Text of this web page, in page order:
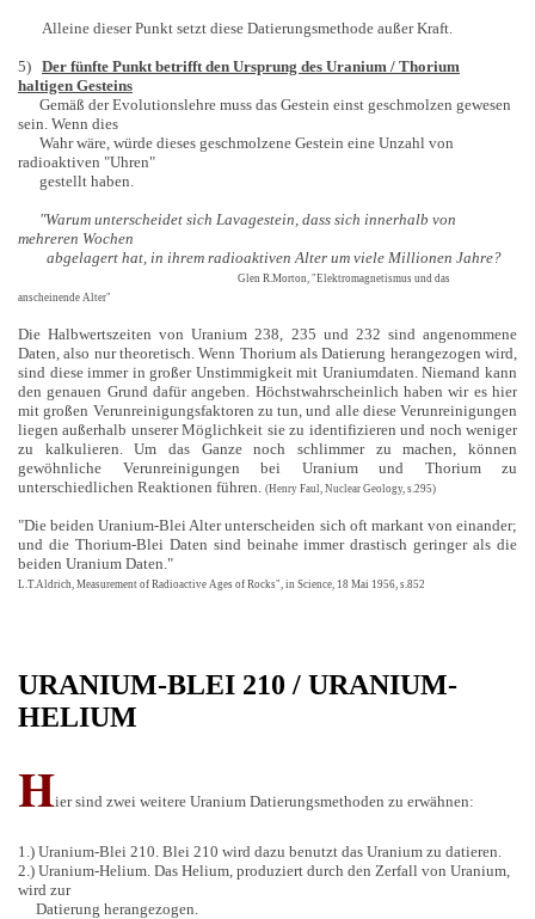
Alleine dieser Punkt setzt diese Datierungsmethode außer Kraft.
5) Der fünfte Punkt betrifft den Ursprung des Uranium / Thorium
haltigen Gesteins
Gemäß der Evolutionslehre muss das Gestein einst geschmolzen gewesen
sein. Wenn dies
Wahr wäre, würde dieses geschmolzene Gestein eine Unzahl von
radioaktiven "Uhren"
gestellt haben.
"Warum unterscheidet sich Lavagestein, dass sich innerhalb von
mehreren Wochen
abgelagert hat, in ihrem radioaktiven Alter um viele Millionen Jahre?
Glen R.Morton, "Elektromagnetismus und das
anscheinende Alter"
Die Halbwertszeiten von Uranium 238, 235 und 232 sind angenommene
Daten, also nur theoretisch. Wenn Thorium als Datierung herangezogen wird,
sind diese immer in großer Unstimmigkeit mit Uraniumdaten. Niemand kann
den genauen Grund dafür angeben. Höchstwahrscheinlich haben wir es hier
mit großen Verunreinigungsfaktoren zu tun, und alle diese Verunreinigungen
liegen außerhalb unserer Möglichkeit sie zu identifizieren und noch weniger
zu kalkulieren. Um das Ganze noch schlimmer zu machen, können
gewöhnliche Verunreinigungen bei Uranium und Thorium zu
unterschiedlichen Reaktionen führen.
(Henry Faul, Nuclear Geology, s.295)
"Die beiden Uranium-Blei Alter unterscheiden sich oft markant von einander;
und die Thorium-Blei Daten sind beinahe immer drastisch geringer als die
beiden Uranium Daten."
L.T.Aldrich, Measurement of Radioactive Ages of Rocks", in Science, 18 Mai 1956, s.852
URANIUM-BLEI 210 / URANIUM-
HELIUM
Hier sind zwei weitere Uranium Datierungsmethoden zu erwähnen:
1.) Uranium-Blei 210. Blei 210 wird dazu benutzt das Uranium zu datieren.
2.) Uranium-Helium. Das Helium, produziert durch den Zerfall von Uranium,
wird zur
Datierung herangezogen.